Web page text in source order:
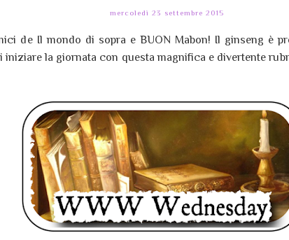
mercoledì 23 settembre 2015
de Il mondo di sopra e BUON Mabon! Il ginseng è
iniziare la giornata con questa magnifica e divertente